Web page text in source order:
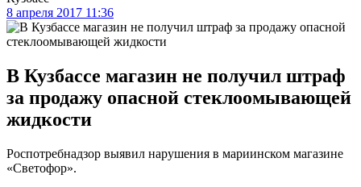
8 апреля 2017 11:36
В Кузбассе магазин не получил штраф
за продажу опасной стеклоомывающей
жидкости
Роспотребнадзор выявил нарушения в мариинском магазине
«Светофор».